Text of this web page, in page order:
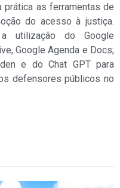
prática as ferramentas de
do acesso à justiça.
utilização do Google
Google Agenda e Docs;
e do Chat GPT para
defensores públicos no